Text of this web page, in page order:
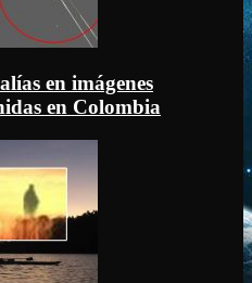
en imágenes
en Colombia